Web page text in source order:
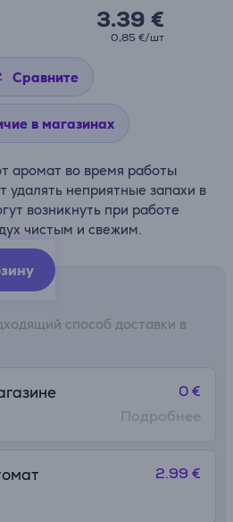
3.39 €
0,85 €/шт
Сравните
в магазинах
аромат во время работы
неприятные запахи в
возникнуть при работе
чистым и свежим.
способ доставки в
0 €
Подробнее
2.99 €